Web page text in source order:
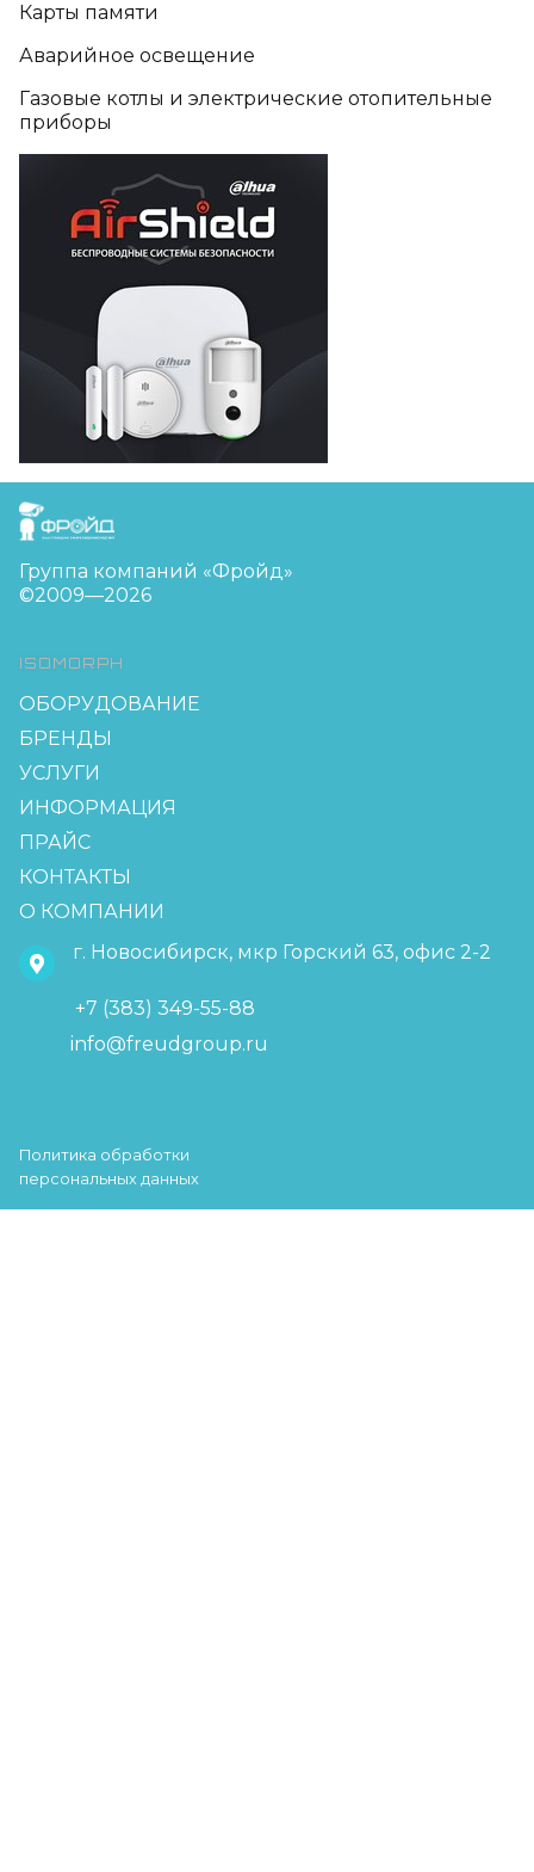
Карты памяти
Аварийное освещение
Газовые котлы и электрические отопительные
приборы
FreudGroup
Группа компаний «Фройд»
©2009—2026
ISOMORPH
ОБОРУДОВАНИЕ
БРЕНДЫ
УСЛУГИ
ИНФОРМАЦИЯ
ПРАЙС
КОНТАКТЫ
О КОМПАНИИ
г. Новосибирск, мкр Горский 63, офис 2-2
+7 (383) 349-55-88
info@freudgroup.ru
Политика обработки
персональных данных